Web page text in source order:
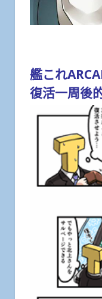
艦これ
復活一周後